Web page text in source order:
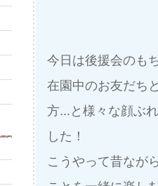
今日は後援会のも
在園中のお友だち
方...と様々な顔ぶ
した！
こうやって昔なが